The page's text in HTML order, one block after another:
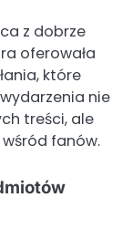
z dobrze
oferowała
które
nie
treści, ale
fanów.